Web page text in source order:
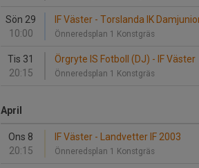
Sön 29
10:00
IF Väster - Torslanda IK
Önneredsplan 1 Konstgräs
Tis 31
20:15
Örgryte IS Fotboll (DJ) - IF Väster
Önneredsplan 1 Konstgräs
April
Ons 8
20:15
IF Väster - Landvetter IF 2003
Önneredsplan 1 Konstgräs